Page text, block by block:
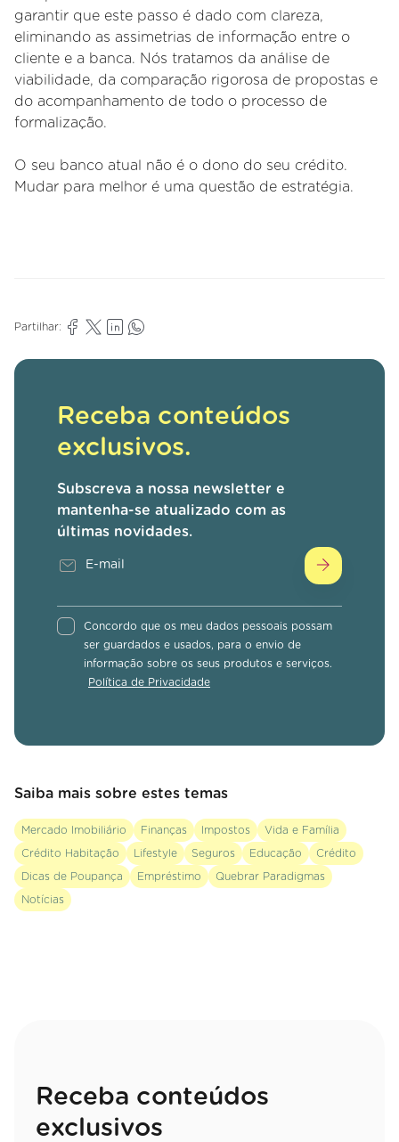
garantir que este passo é dado com clareza,
eliminando as assimetrias de informação entre o
cliente e a banca. Nós tratamos da análise de
viabilidade, da comparação rigorosa de propostas e
do acompanhamento de todo o processo de
formalização.
O seu banco atual não é o dono do seu crédito.
Mudar para melhor é uma questão de estratégia.
Partilhar:
Receba conteúdos
exclusivos.
Subscreva a nossa newsletter e
mantenha-se atualizado com as
últimas novidades.
Concordo que os meu dados pessoais possam
ser guardados e usados, para o envio de
informação sobre os seus produtos e serviços.
Política de Privacidade
Saiba mais sobre estes temas
Mercado Imobiliário Finanças Impostos Vida e Família
Crédito Habitação Lifestyle Seguros Educação Crédito
Dicas de Poupança Empréstimo Quebrar Paradigmas
Notícias
Receba conteúdos
exclusivos